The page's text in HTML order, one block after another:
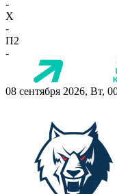
-
X
-
П2
-
08 сентября 2026, Вт,